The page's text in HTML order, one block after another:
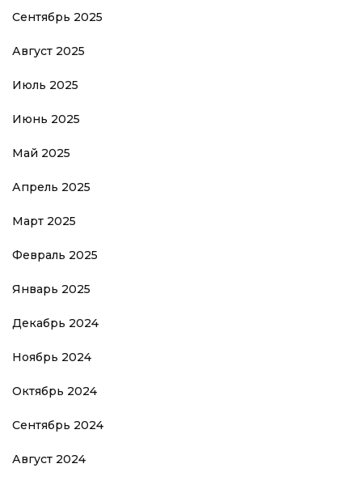
Сентябрь 2025
Август 2025
Июль 2025
Июнь 2025
Май 2025
Апрель 2025
Март 2025
Февраль 2025
Январь 2025
Декабрь 2024
Ноябрь 2024
Октябрь 2024
Сентябрь 2024
Август 2024